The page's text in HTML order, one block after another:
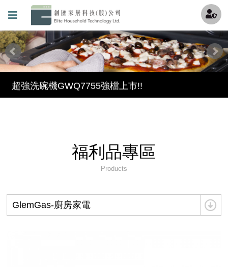
最酷的冰沙機來囉，趕快來冰涼一下吧~
透過創匯Youtube頻道更加了解機器吧 !
連知名Youtuber試用過都說讚的氣泡水機!!!
超強洗碗機GWQ7755強檔上市!!
創匯家居進駐百貨福利品專區
Products
GlemGas-廚房家電